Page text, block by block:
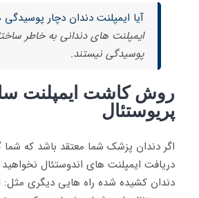
آیا ایمپلنت دندان دچار
ایمپلنت‌ های دندانی به خاطر
پوسیدگی نیستند.
روش کاشت ایمپلنت
پریوستئال
اگر دندان پزشک شما معتقد باشد که شما
دریافت ایمپلنت های اندوستئال نخواهید
دندان کشیده شده راه هایی دیگری مثل: